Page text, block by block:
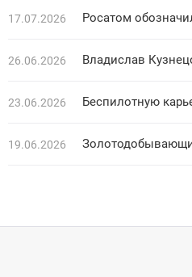
17.07.2026 Росатом
26.06.2026
23.06.2026 Беспилотную
19.06.2026